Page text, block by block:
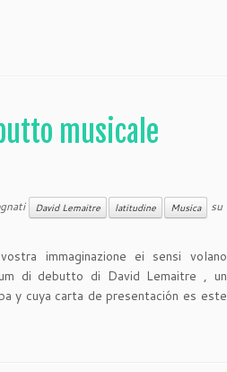
musicale
David Lemaitre latitudine Musica
su
immaginazione ei sensi volano
di debutto di David Lemaitre , un
y cuya carta de presentación es este